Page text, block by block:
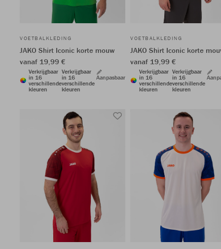
VOETBALKLEDING
JAKO Shirt Iconic korte mouw
vanaf 19,99 €
Verkrijgbaar
in 16
verschillende
kleuren
Verkrijgbaar
in 16
verschillende
kleuren
Aanpasbaar
VOETBALKLEDING
JAKO Shirt Iconic korte
vanaf 19,99 €
Verkrijgbaar
in 16
verschillende
kleuren
Verkrijgbaar
in 16
verschillende
kleuren